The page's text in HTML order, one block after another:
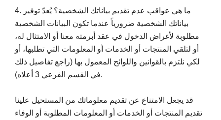
4. ما هي عواقب عدم تقديم بياناتك الشخصية؟ يُعدّ توفير
بياناتك الشخصية ضرورياً عندما تكون البيانات الشخصية
مطلوبة لأغراض الدخول في عقد أبرمته معنا أو الامتثال له،
أو لتلقي المنتجات أو الخدمات أو المعلومات التي تطلبها، أو
لكي نلتزم بالقوانين واللوائح المعمول بها (راجع تفاصيل ذلك
في القسم الفرعي 3 أعلاه).
قد يجعل الامتناع عن تقديم معلوماتك من المستحيل علينا
تقديم المنتجات أو الخدمات أو المعلومات المطلوبة أو الوفاء